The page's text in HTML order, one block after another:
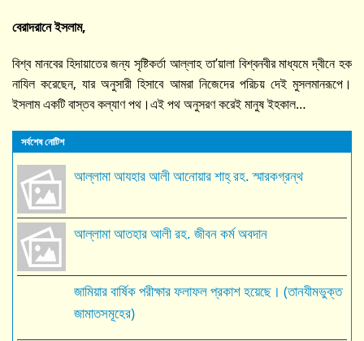
বেরাদরানে ইসলাম,
বিশ্ব মানবের হিদায়াতের জন্য সৃষ্টিকর্তা আল্লাহ তা’য়ালা বিশ্বনবীর মাধ্যমে দ্বীনে হক
নাযিল করেছেন, যার অনুসারী হিসাবে আমরা নিজেদের পরিচয় দেই মুসলমানরূপে।
ইসলাম একটি বাস্তব কল্যাণ পথ।এই পথ অনুসরণ করেই মানুষ ইহকাল…
সর্বশেষ নোটিশ
আল্লামা আযহার আলী আনোয়ার শাহ্‌ রহ. স্মারকগ্রন্থ
আল্লামা আতহার আলী রহ. জীবন কর্ম অবদান
জামিয়ার বার্ষিক পরীক্ষার ফলাফল প্রকাশ হয়েছে। (তানযীমভুক্ত
জামাতসমূহের)